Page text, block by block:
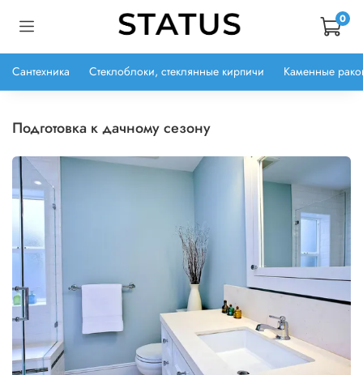
0
Сантехника Стеклоблоки, стеклянные кирпичи Каменные
подготовка к дачному сезону